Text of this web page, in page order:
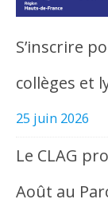
S’inscrire
collèges et
25 juin 2026
Le CLAG
Août au